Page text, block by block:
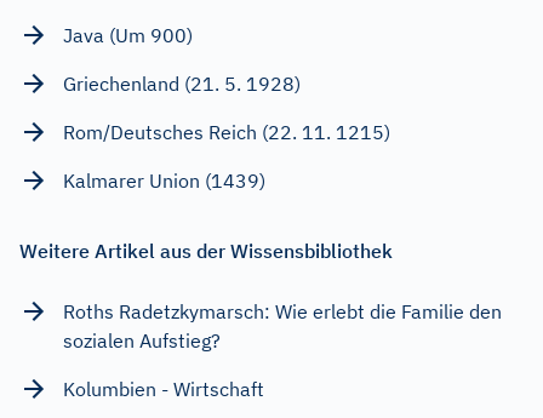
Java (Um 900)
Griechenland (21. 5. 1928)
Rom/Deutsches Reich (22. 11. 1215)
Kalmarer Union (1439)
Weitere Artikel aus der Wissensbibliothek
Roths Radetzkymarsch: Wie erlebt die Familie den
sozialen Aufstieg?
Kolumbien - Wirtschaft